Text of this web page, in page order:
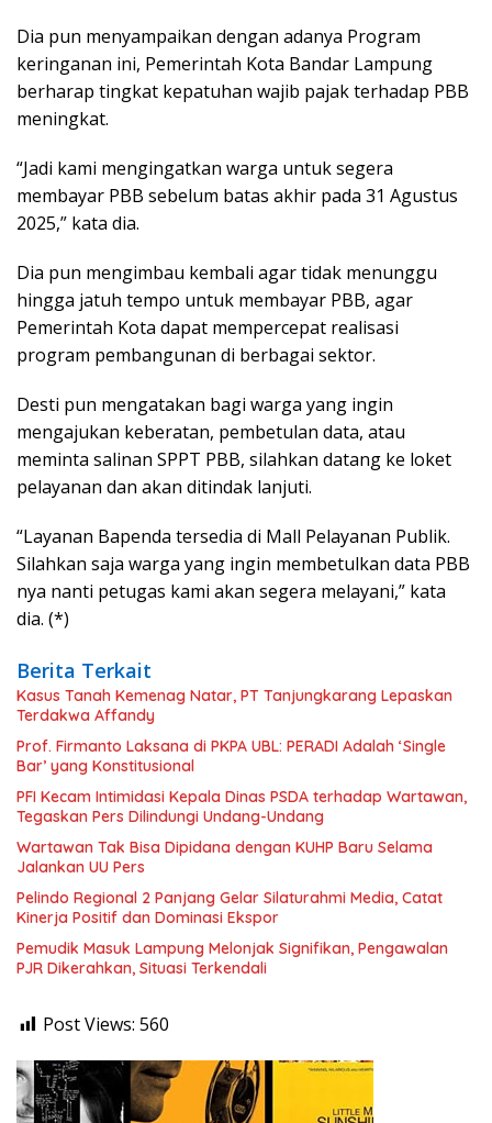
Dia pun menyampaikan dengan adanya Program
keringanan ini, Pemerintah Kota Bandar Lampung
berharap tingkat kepatuhan wajib pajak terhadap PBB
meningkat.
“Jadi kami mengingatkan warga untuk segera
membayar PBB sebelum batas akhir pada 31 Agustus
2025,” kata dia.
Dia pun mengimbau kembali agar tidak menunggu
hingga jatuh tempo untuk membayar PBB, agar
Pemerintah Kota dapat mempercepat realisasi
program pembangunan di berbagai sektor.
Desti pun mengatakan bagi warga yang ingin
mengajukan keberatan, pembetulan data, atau
meminta salinan SPPT PBB, silahkan datang ke loket
pelayanan dan akan ditindak lanjuti.
“Layanan Bapenda tersedia di Mall Pelayanan Publik.
Silahkan saja warga yang ingin membetulkan data PBB
nya nanti petugas kami akan segera melayani,” kata
dia. (*)
Berita Terkait
Kasus Tanah Kemenag Natar, PT Tanjungkarang Lepaskan
Terdakwa Affandy
Prof. Firmanto Laksana di PKPA UBL: PERADI Adalah ‘Single
Bar’ yang Konstitusional
PFI Kecam Intimidasi Kepala Dinas PSDA terhadap Wartawan,
Tegaskan Pers Dilindungi Undang-Undang
Wartawan Tak Bisa Dipidana dengan KUHP Baru Selama
Jalankan UU Pers
Pelindo Regional 2 Panjang Gelar Silaturahmi Media, Catat
Kinerja Positif dan Dominasi Ekspor
Pemudik Masuk Lampung Melonjak Signifikan, Pengawalan
PJR Dikerahkan, Situasi Terkendali
Post Views: 560